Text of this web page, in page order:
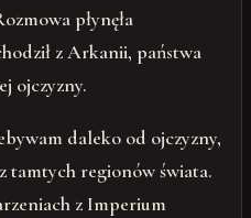
płynęła
z Arkanii, państwa
ojczyzny.
daleko od ojczyzny,
tamtych regionów świata.
z Imperium